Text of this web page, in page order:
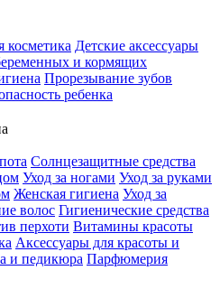
косметика Детские аксессуары
и кормящих
Прорезывание зубов
ребенка
Солнцезащитные средства
Уход за ногами Уход за руками
Женская гигиена Уход за
волос Гигиенические средства
перхоти Витамины красоты
Аксессуары для красоты и
и педикюра Парфюмерия